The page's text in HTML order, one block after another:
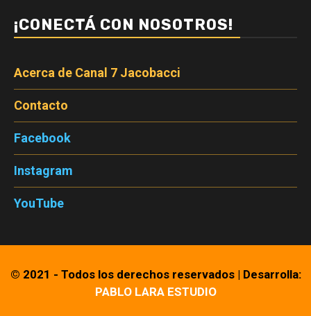
¡CONECTÁ CON NOSOTROS!
Acerca de Canal 7 Jacobacci
Contacto
Facebook
Instagram
YouTube
© 2021 - Todos los derechos reservados | Desarrolla:
PABLO LARA ESTUDIO